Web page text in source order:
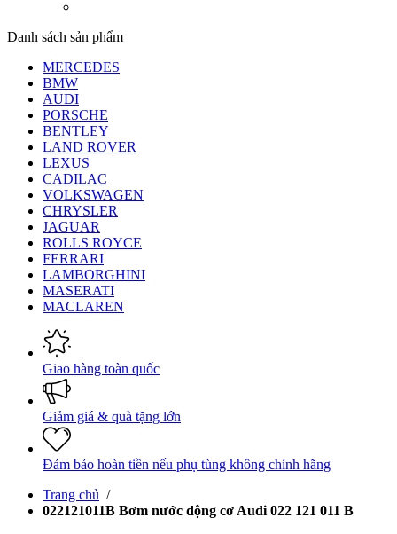
Danh sách sản phẩm
MERCEDES
BMW
AUDI
PORSCHE
BENTLEY
LAND ROVER
LEXUS
CADILAC
VOLKSWAGEN
CHRYSLER
JAGUAR
ROLLS ROYCE
FERRARI
LAMBORGHINI
MASERATI
MACLAREN
Giao hàng toàn quốc
Giảm giá & quà tặng lớn
Đảm bảo hoàn tiền nếu phụ tùng không chính hãng
Trang chủ /
022121011B Bơm nước động cơ Audi 022 121 011 B